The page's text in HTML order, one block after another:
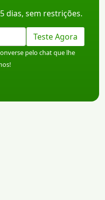
dias, sem restrições.
Teste Agora
pelo chat que lhe